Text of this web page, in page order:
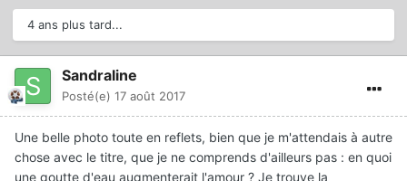
4 ans plus tard...
Sandraline
Posté(e) 17 août 2017
Une belle photo toute en reflets, bien que je m'attendais à autre
chose avec le titre, que je ne comprends d'ailleurs pas : en quoi
une goutte d'eau augmenterait l'amour ? Je trouve la